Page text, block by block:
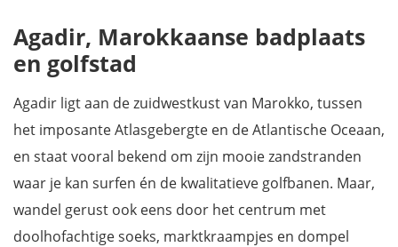
Paradis Plage Surf Yoga & Spa
Le Riad Villa Blanche
The View Agadir
Dar Maktoub
Palm Surf & Spa Hotel Agadir
Borjs Hotel Suites & Spa
Waar liggen de hotels en riads in Agadir?
Download je reisgids Marokko en mis niets tijdens je verblijf
Agadir, Marokkaanse badplaats
en golfstad
Agadir ligt aan de zuidwestkust van Marokko, tussen
het imposante Atlasgebergte en de Atlantische Oceaan,
en staat vooral bekend om zijn mooie zandstranden
waar je kan surfen én de kwalitatieve golfbanen. Maar,
wandel gerust ook eens door het centrum met
doolhofachtige soeks, marktkraampjes en dompel